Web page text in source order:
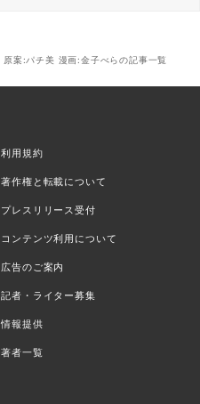
原案:パチ美 漫画:金子べらの記事一覧
利用規約
著作権と転載について
プレスリリース受付
コンテンツ利用について
広告のご案内
記者・ライター募集
情報提供
著者一覧